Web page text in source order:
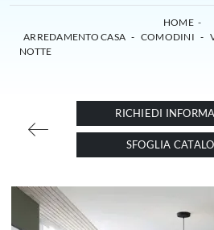
HOME -
ARREDAMENTO CASA - COMODINI -
NOTTE
RICHIEDI
SFOGLIA